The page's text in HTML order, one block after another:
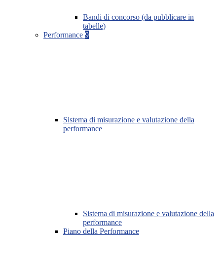
Bandi di concorso (da pubblicare in
tabelle)
Performance 9
Sistema di misurazione e valutazione della
performance
Sistema di misurazione e valutazione della
performance
Piano della Performance